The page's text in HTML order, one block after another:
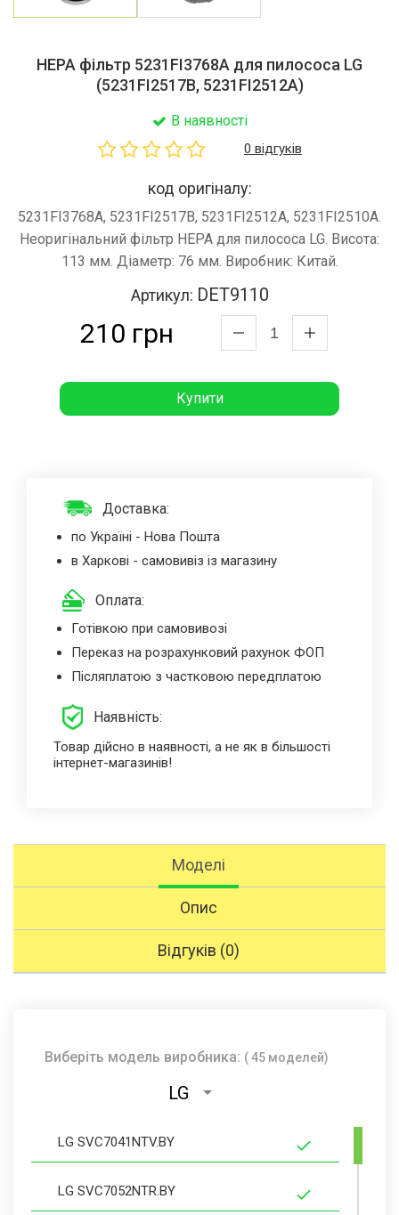
HEPA фільтр 5231FI3768A для пилососа LG
(5231FI2517B, 5231FI2512A)
В наявності
0 відгуків
код оригіналу:
5231FI3768A, 5231FI2517B, 5231FI2512A, 5231FI2510A.
Неоригінальний фільтр HEPA для пилососа LG. Висота:
113 мм. Діаметр: 76 мм. Виробник: Китай.
Артикул: DET9110
210 грн
Купити
Доставка:
по Україні - Нова Пошта
в Харкові - самовивіз із магазину
Оплата:
Готівкою при самовивозі
Переказ на розрахунковий рахунок ФОП
Післяплатою з частковою передплатою
Наявність:
Товар дійсно в наявності, а не як в більшості
інтернет-магазинів!
Моделі
Опис
Відгуків (0)
Виберіть модель виробника: ( 45 моделей)
LG
LG SVC7041NTV.BY
LG SVC7052NTR.BY